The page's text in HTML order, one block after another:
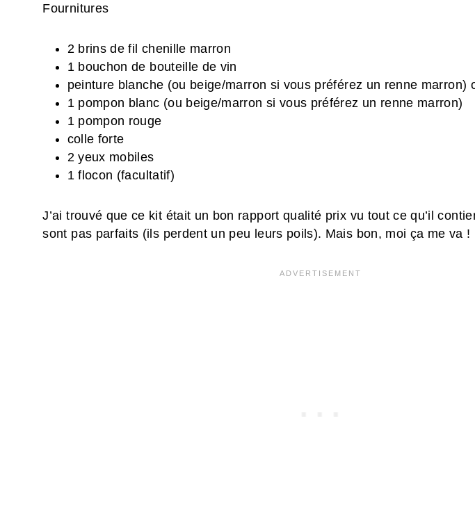
Fournitures
2 brins de fil chenille marron
1 bouchon de bouteille de vin
peinture blanche (ou beige/marron si vous préférez un renne marron)
1 pompon blanc (ou beige/marron si vous préférez un renne marron)
1 pompon rouge
colle forte
2 yeux mobiles
1 flocon (facultatif)
J’ai trouvé que ce kit était un bon rapport qualité prix vu tout ce qu’il
sont pas parfaits (ils perdent un peu leurs poils). Mais bon, moi ça me va !